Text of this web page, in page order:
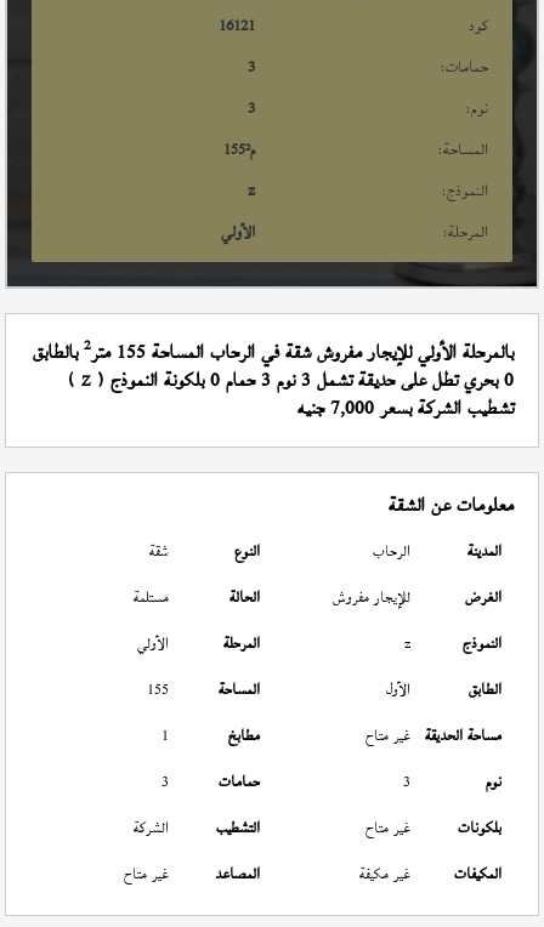
كود
16121
حمامات:
3
نوم:
3
المساحة:
155م²
النموذج:
z
المرحلة:
الأولي
بالمرحلة الأولي للإيجار مفروش شقة في الرحاب المساحة 155 متر 2بالطابق
0 بحري تطل على حديقة تشمل 3 نوم 3 حمام 0 بلكونة النموذج ( Z
)
تشطيب الشركة بسعر 7,000 جنيه
معلومات عن الشقة
المدينة الرحاب النوع
شقة
الغرض
للإيجار مفروش الحالة
مستلمة
النموذج
z المرحلة
الأولي
الطابق
الأول المساحة
155
مساحة الحديقة غير متاح مطابخ
1
نوم
3 حمامات
3
بلكونات
غير متاح التشطيب
الشركة
المكيفات
غير مكيفة المصاعد غير متاح